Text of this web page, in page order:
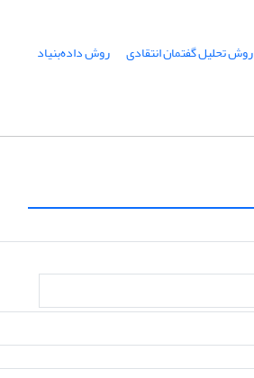
روش تحلیل گفتمان انتقادی
روش داده‌بنیاد